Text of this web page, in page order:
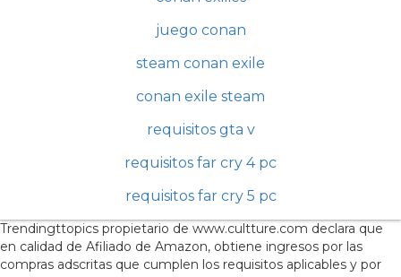
juego conan
steam conan exile
conan exile steam
requisitos gta v
requisitos far cry 4 pc
requisitos far cry 5 pc
Trendingttopics propietario de www.cultture.com declara que
en calidad de Afiliado de Amazon, obtiene ingresos por las
compras adscritas que cumplen los requisitos aplicables y por